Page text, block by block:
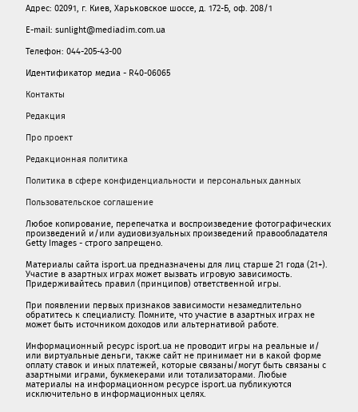
Адрес: 02091, г. Киев, Харьковское шоссе, д. 172-Б, оф. 208/1
E-mail: sunlight@mediadim.com.ua
Телефон: 044-205-43-00
Идентификатор медиа - R40-06065
Контакты
Редакция
Про проект
Редакционная политика
Политика в сфере конфиденциальности и персональных данных
Пользовательское соглашение
Любое копирование, перепечатка и воспроизведение фотографических
произведений и/или аудиовизуальных произведений правообладателя
Getty Images - строго запрещено.
Материалы сайта isport.ua предназначены для лиц старше 21 года (21+).
Участие в азартных играх может вызвать игровую зависимость.
Придерживайтесь правил (принципов) ответственной игры.
При появлении первых признаков зависимости незамедлительно
обратитесь к специалисту. Помните, что участие в азартных играх не
может быть источником доходов или альтернативой работе.
Информационный ресурс isport.ua не проводит игры на реальные и/
или виртуальные деньги, также сайт не принимает ни в какой форме
oплaту ставок и иных платежей, которые связаны/могут быть связаны c
азартными игрaми, букмекерами или тотализаторами. Любые
материалы на информационном ресурсе isport.ua публикуютcя
исключительно в информационных целях.